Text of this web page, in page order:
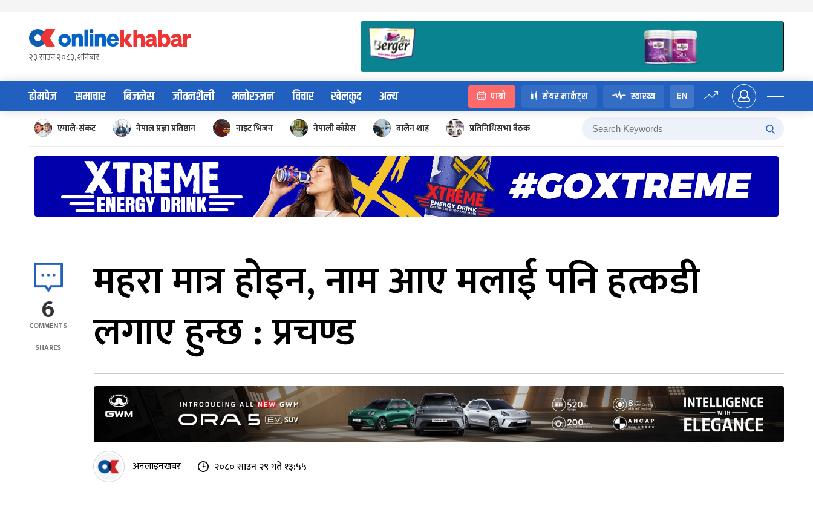
content२३ साउन २०८३, शनिबार
होमपेज समाचार बिजनेस जीवनशैली मनोरञ्जन विचार खेलकुद अन्य पात्रो सेयर मार्केट्स स्वास्थ्य EN
एमाले-संकट नेपाल प्रज्ञा प्रतिष्ठान नाइट भिजन नेपाली काँग्रेस बालेन शाह प्रतिनिधिसभा बैठक
6
COMMENTS
SHARES
महरा मात्र होइन, नाम आए मलाई पनि हत्कडी
लगाए हुन्छ : प्रचण्ड
अनलाइनखबर २०८० साउन २९ गते १३:५५